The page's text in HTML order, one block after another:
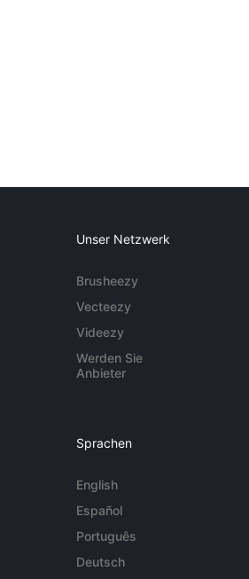
Unser Netzwerk
Brusheezy
Vecteezy
Videezy
Werden Sie
Anbieter
Sprachen
English
Español
Português
Deutsch